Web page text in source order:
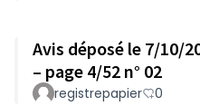
Avis déposé le 7/10/
– page 4/52 n° 02
registrepapier 0